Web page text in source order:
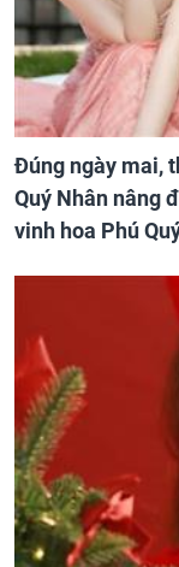
Đúng ngày mai,
Quý Nhân nâng
vinh hoa Phú